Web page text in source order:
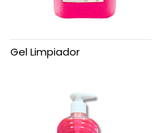
Gel Limpiador